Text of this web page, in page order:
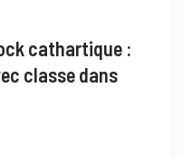
cathartique :
classe dans